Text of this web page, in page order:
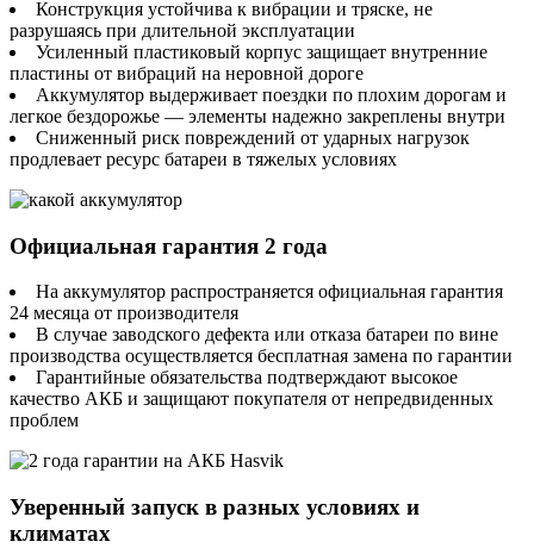
Конструкция устойчива к вибрации и тряске, не
разрушаясь при длительной эксплуатации
Усиленный пластиковый корпус защищает внутренние
пластины от вибраций на неровной дороге
Аккумулятор выдерживает поездки по плохим дорогам и
легкое бездорожье — элементы надежно закреплены внутри
Сниженный риск повреждений от ударных нагрузок
продлевает ресурс батареи в тяжелых условиях
Официальная гарантия 2 года
На аккумулятор распространяется официальная гарантия
24 месяца от производителя
В случае заводского дефекта или отказа батареи по вине
производства осуществляется бесплатная замена по гарантии
Гарантийные обязательства подтверждают высокое
качество АКБ и защищают покупателя от непредвиденных
проблем
Уверенный запуск в разных условиях и
климатах